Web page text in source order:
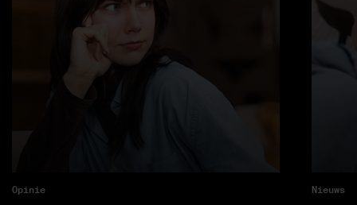
Opinie Nieuws